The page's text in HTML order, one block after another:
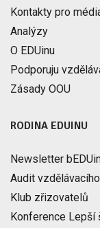
Kontakty pro
Analýzy
O EDUinu
Podporuju
Zásady OOU
RODINA EDUINU
Newsletter
Audit
Klub zřizovatelů
Konference Lepší